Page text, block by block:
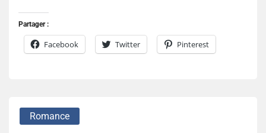
Partager :
Facebook Twitter Pinterest
Romance